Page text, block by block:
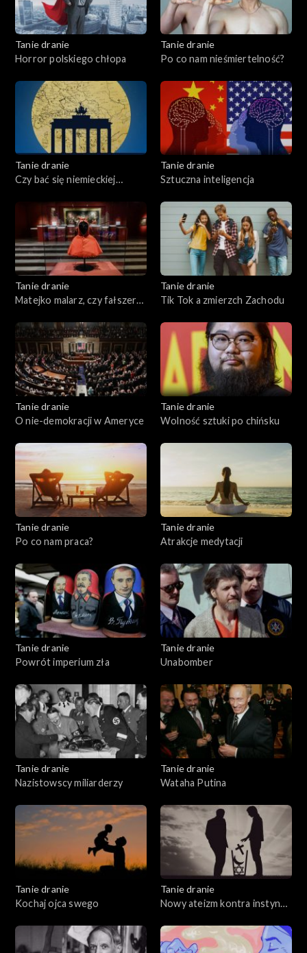
Tanie dranie
Horror polskiego chłopa
Tanie dranie
Po co nam nieśmiertelność?
Tanie dranie
Czy bać się niemieckiej
Tanie dranie
Sztuczna inteligencja
Tanie dranie
Matejko malarz, czy fałszerz
Tanie dranie
Tik Tok a zmierzch Zachodu
Tanie dranie
O nie-demokracji w Ameryce
Tanie dranie
Wolność sztuki po chińsku
Tanie dranie
Po co nam praca?
Tanie dranie
Atrakcje medytacji
Tanie dranie
Powrót imperium zła
Tanie dranie
Unabomber
Tanie dranie
Nazistowscy miliarderzy
Tanie dranie
Wataha Putina
Tanie dranie
Kochaj ojca swego
Tanie dranie
Nowy ateizm kontra instynkt